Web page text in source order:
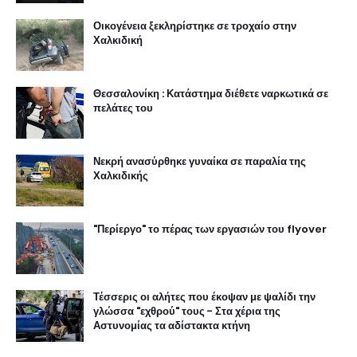
Οικογένεια ξεκληρίστηκε σε τροχαίο στην
Χαλκιδική
Θεσσαλονίκη : Κατάστημα διέθετε ναρκωτικά σε
πελάτες του
Νεκρή ανασύρθηκε γυναίκα σε παραλία της
Χαλκιδικής
"Περίεργο" το πέρας των εργασιών του flyover
Τέσσερις οι αλήτες που έκοψαν με ψαλίδι την
γλώσσα "εχθρού" τους - Στα χέρια της
Αστυνομίας τα αδίστακτα κτήνη